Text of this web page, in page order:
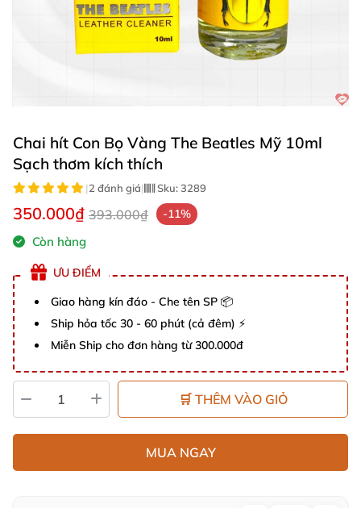
Chai hít Con Bọ Vàng The Beatles Mỹ 10ml
Sạch thơm kích thích
|2 đánh giá| Sku:3289
350.000₫ 393.000₫ -11%
Còn hàng
ƯU ĐIỂM
Giao hàng kín đáo - Che tên SP 📦
Ship hỏa tốc 30 - 60 phút (cả đêm) ⚡
Miễn Ship cho đơn hàng từ 300.000đ
🛒 THÊM VÀO GIỎ
MUA NGAY